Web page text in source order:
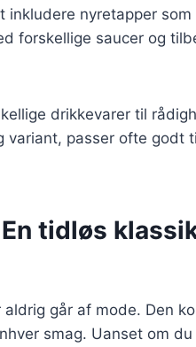
nyretapper som
forskellige saucer og
drikkevarer til
passer ofte godt
tidløs
går af mode. Den
smag. Uanset om